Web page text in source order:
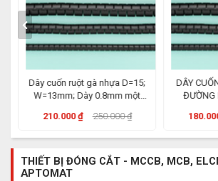
Dây cuốn ruột gà nhựa D=15;
W=13mm; Dày 0.8mm một
210.000 ₫ 250.000 ₫
DÂY
ĐƯỜNG
THIẾT BỊ ĐÓNG CẮT - MCCB, MCB,
APTOMAT